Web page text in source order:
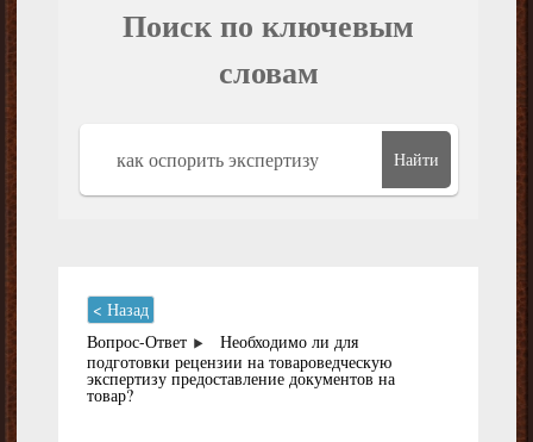
Поиск по ключевым
словам
Найти
< Назад
Вопрос-Ответ
Необходимо ли для
подготовки рецензии на товароведческую
экспертизу предоставление документов на
товар?